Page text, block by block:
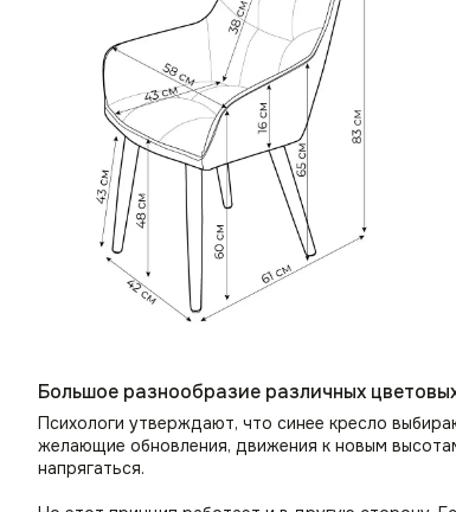
Большое разнообразие различных
Психологи утверждают, что синее кресло
желающие обновления, движения к новым
напрягаться.